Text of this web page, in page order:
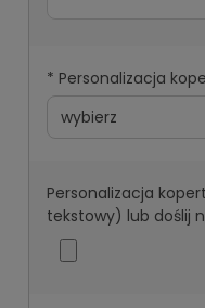
* Personalizacja
Personalizacja
tekstowy) lub doślij